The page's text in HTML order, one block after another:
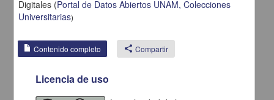
Digitales (Portal de Datos Abiertos UNAM, Colecciones
Universitarias)
Contenido completo share Compartir
Licencia de uso